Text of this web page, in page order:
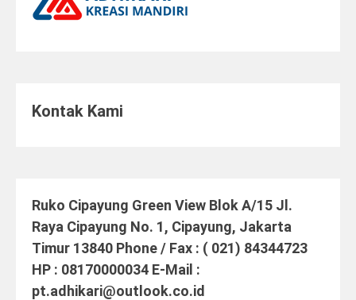
Kontak Kami
Ruko Cipayung Green View Blok A/15 Jl.
Raya Cipayung No. 1, Cipayung, Jakarta
Timur 13840 Phone / Fax : ( 021) 84344723
HP : 08170000034 E-Mail :
pt.adhikari@outlook.co.id